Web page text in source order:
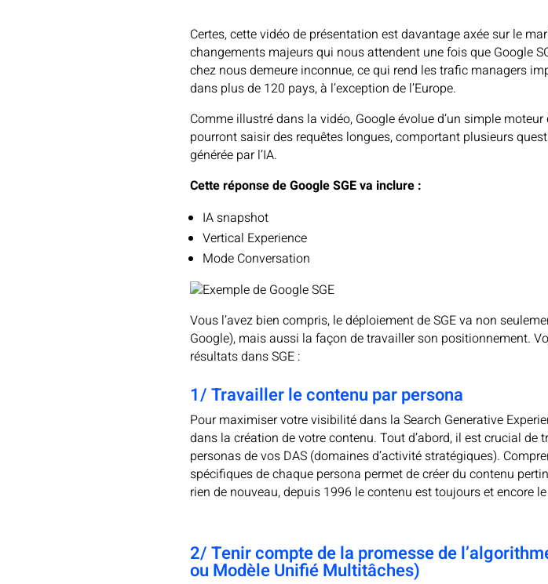
Certes, cette vidéo de présentation est davantage axée sur le
changements majeurs qui nous attendent une fois que Google
chez nous demeure inconnue, ce qui rend les trafic managers
dans plus de 120 pays, à l’exception de l’Europe.
Comme illustré dans la vidéo, Google évolue d’un simple moteur
pourront saisir des requêtes longues, comportant plusieurs
générée par l’IA.
Cette réponse de Google SGE va inclure :
IA snapshot
Vertical Experience
Mode Conversation
Vous l’avez bien compris, le déploiement de SGE va non
Google), mais aussi la façon de travailler son positionnement.
résultats dans SGE :
1/ Travailler le contenu par persona
Pour maximiser votre visibilité dans la Search Generative
dans la création de votre contenu. Tout d’abord, il est crucial
personas de vos DAS (domaines d’activité stratégiques).
spécifiques de chaque persona permet de créer du contenu
rien de nouveau, depuis 1996 le contenu est toujours et encore
2/ Tenir compte de la promesse de
ou Modèle Unifié Multitâches)